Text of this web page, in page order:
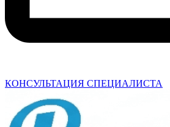
КОНСУЛЬТАЦИЯ СПЕЦИАЛИСТА